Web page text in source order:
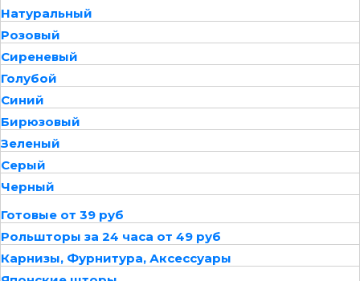
Натуральный
Розовый
Сиреневый
Голубой
Синий
Бирюзовый
Зеленый
Серый
Черный
Готовые от 39 руб
Рольшторы за 24 часа от 49 руб
Карнизы, Фурнитура, Аксессуары